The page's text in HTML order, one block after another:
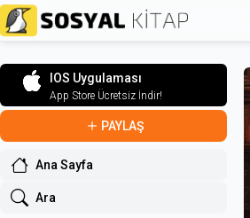
IOS Uygulaması
App Store Ücretsiz İndir!
PAYLAŞ
Ana Sayfa
Ara